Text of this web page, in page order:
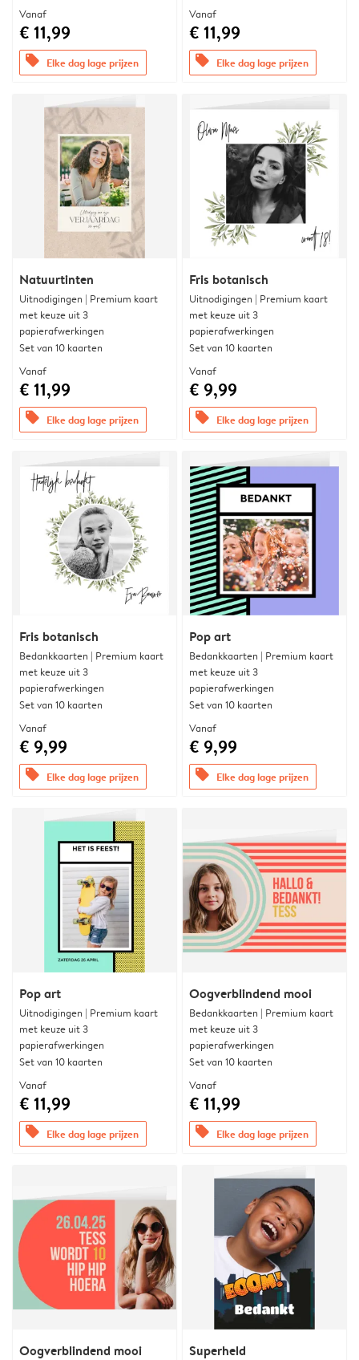
Vanaf
€ 11,99
offers Elke dag lage prijzen
Vanaf
€ 11,99
offers Elke dag lage prijzen
Natuurtinten
Uitnodigingen | Premium kaart
met keuze uit 3
papierafwerkingen
Set van 10 kaarten
Vanaf
€ 11,99
offers Elke dag lage prijzen
Fris botanisch
Uitnodigingen | Premium kaart
met keuze uit 3
papierafwerkingen
Set van 10 kaarten
Vanaf
€ 9,99
offers Elke dag lage prijzen
Fris botanisch
Bedankkaarten | Premium kaart
met keuze uit 3
papierafwerkingen
Set van 10 kaarten
Vanaf
€ 9,99
offers Elke dag lage prijzen
Pop art
Bedankkaarten | Premium kaart
met keuze uit 3
papierafwerkingen
Set van 10 kaarten
Vanaf
€ 9,99
offers Elke dag lage prijzen
Pop art
Uitnodigingen | Premium kaart
met keuze uit 3
papierafwerkingen
Set van 10 kaarten
Vanaf
€ 11,99
offers Elke dag lage prijzen
Oogverblindend mooi
Bedankkaarten | Premium kaart
met keuze uit 3
papierafwerkingen
Set van 10 kaarten
Vanaf
€ 11,99
offers Elke dag lage prijzen
Oogverblindend mooi Superheld